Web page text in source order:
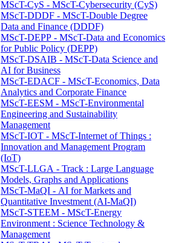
MScT-CyS - MScT-Cybersecurity (CyS)
MScT-DDDF - MScT-Double Degree
Data and Finance (DDDF)
MScT-DEPP - MScT-Data and Economics
for Public Policy (DEPP)
MScT-DSAIB - MScT-Data Science and
AI for Business
MScT-EDACF - MScT-Economics, Data
Analytics and Corporate Finance
MScT-EESM - MScT-Environmental
Engineering and Sustainability
Management
MScT-IOT - MScT-Internet of Things :
Innovation and Management Program
(IoT)
MScT-LLGA - Track : Large Language
Models, Graphs and Applications
MScT-MaQI - AI for Markets and
Quantitative Investment (AI-MaQI)
MScT-STEEM - MScT-Energy
Environment : Science Technology &
Management